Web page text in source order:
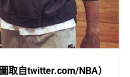
圖取自twitter.com/NBA）